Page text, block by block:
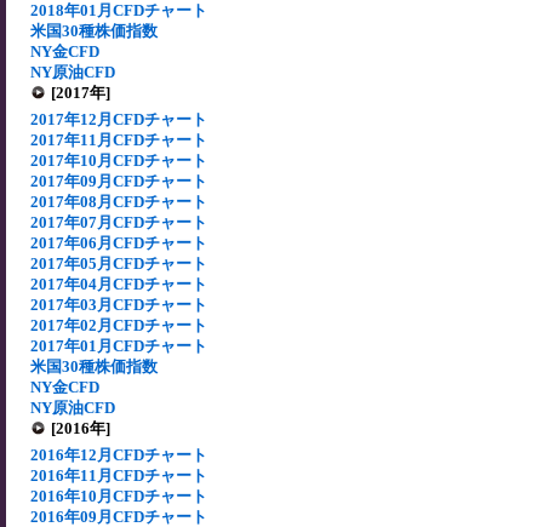
2018年01月CFDチャート
米国30種株価指数
NY金CFD
NY原油CFD
[2017年]
2017年12月CFDチャート
2017年11月CFDチャート
2017年10月CFDチャート
2017年09月CFDチャート
2017年08月CFDチャート
2017年07月CFDチャート
2017年06月CFDチャート
2017年05月CFDチャート
2017年04月CFDチャート
2017年03月CFDチャート
2017年02月CFDチャート
2017年01月CFDチャート
米国30種株価指数
NY金CFD
NY原油CFD
[2016年]
2016年12月CFDチャート
2016年11月CFDチャート
2016年10月CFDチャート
2016年09月CFDチャート